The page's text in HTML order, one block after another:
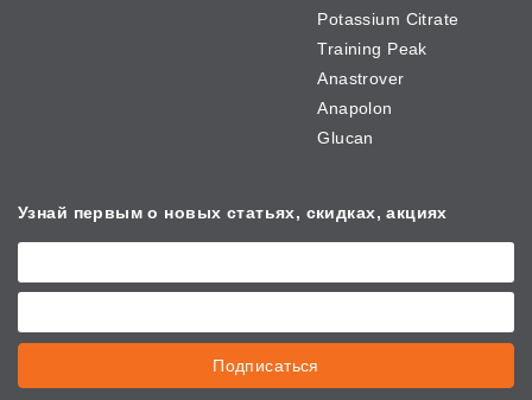
Potassium Citrate
Training Peak
Anastrover
Anapolon
Glucan
Узнай первым о новых статьях, скидках, акциях
Подписаться